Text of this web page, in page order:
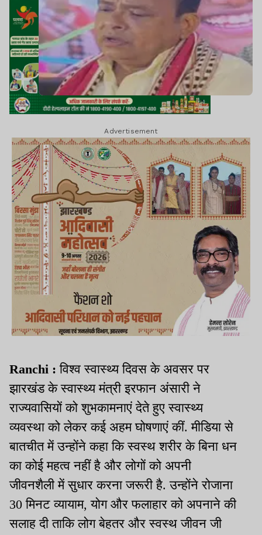
Advertisement
Ranchi :विश्व स्वास्थ्य दिवस के अवसर पर
झारखंड के स्वास्थ्य मंत्री इरफान अंसारी ने
राज्यवासियों को शुभकामनाएं देते हुए स्वास्थ्य
व्यवस्था को लेकर कई अहम घोषणाएं कीं. मीडिया से
बातचीत में उन्होंने कहा कि स्वस्थ शरीर के बिना धन
का कोई महत्व नहीं है और लोगों को अपनी
जीवनशैली में सुधार करना जरूरी है. उन्होंने रोजाना
30 मिनट व्यायाम, योग और फलाहार को अपनाने की
सलाह दी ताकि लोग बेहतर और स्वस्थ जीवन जी